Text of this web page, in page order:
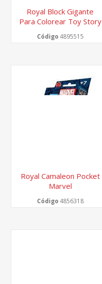
Royal Block Gigante
Para Colorear Toy Story
Código 4895515
Royal Camaleon Pocket
Marvel
Código 4856318